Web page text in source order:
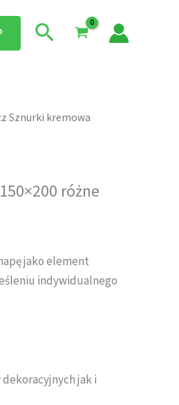
Szukaj
Sznurki kremowa
różne
jako element
indywidualnego
jak i